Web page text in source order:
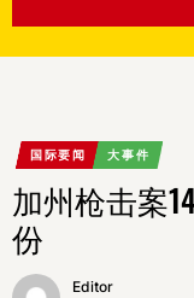
国际要闻 大事件
加州枪击案
份
Editor